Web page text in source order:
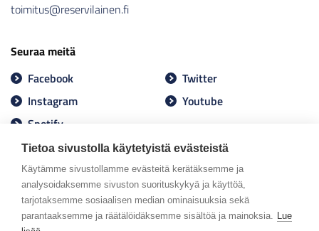
Tietoa sivustolla käytetyistä evästeistä
Käytämme sivustollamme evästeitä kerätäksemme ja
analysoidaksemme sivuston suorituskykyä ja käyttöä,
tarjotaksemme sosiaalisen median ominaisuuksia sekä
parantaaksemme ja räätälöidäksemme sisältöä ja mainoksia. Lue
toimitus@reservilainen.fi
Seuraa meitä
Facebook
Twitter
Instagram
Youtube
Spotify